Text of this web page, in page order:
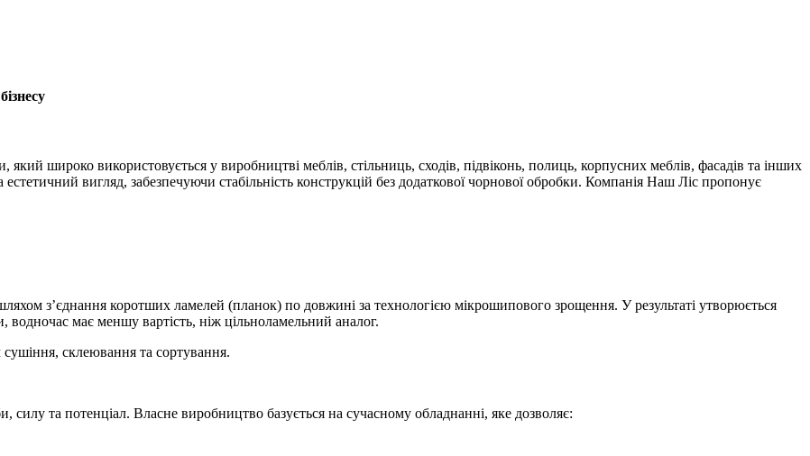
широко використовується у виробництві меблів, стільниць, сходів, підвіконь, полиць, корпусних меблів, фасадів та інших
естетичний вигляд, забезпечуючи стабільність конструкцій без додаткової чорнової обробки. Компанія Наш Ліс пропонує
з’єднання коротших ламелей (планок) по довжині за технологією мікрошипового зрощення. У результаті утворюється
водночас має меншу вартість, ніж цільноламельний аналог.
склеювання та сортування.
та потенціал. Власне виробництво базується на сучасному обладнанні, яке дозволяє: